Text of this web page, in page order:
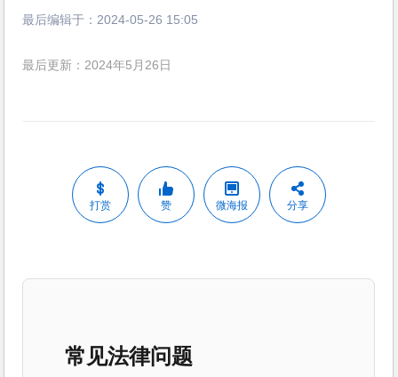
最后编辑于： 2024-05-26 15:05
最后更新：2024年5月26日
打赏 赞 微海报 分享
常见法律问题